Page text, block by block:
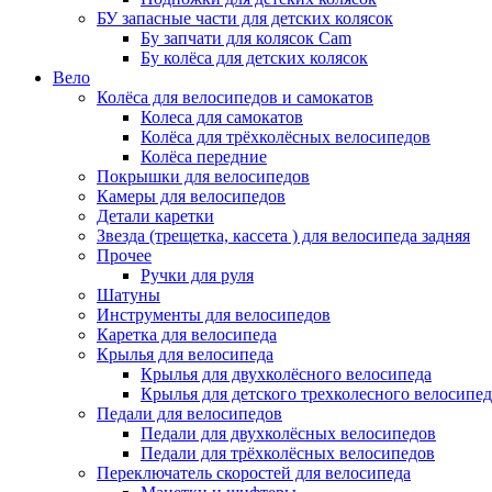
БУ запасные части для детских колясок
Бу запчати для колясок Cam
Бу колёса для детских колясок
Вело
Колёса для велосипедов и самокатов
Колеса для самокатов
Колёса для трёхколёсных велосипедов
Колёса передние
Покрышки для велосипедов
Камеры для велосипедов
Детали каретки
Звезда (трещетка, кассета ) для велосипеда задняя
Прочее
Ручки для руля
Шатуны
Инструменты для велосипедов
Каретка для велосипеда
Крылья для велосипеда
Крылья для двухколёсного велосипеда
Крылья для детского трехколесного
Педали для велосипедов
Педали для двухколёсных велосипедов
Педали для трёхколёсных велосипедов
Переключатель скоростей для велосипеда